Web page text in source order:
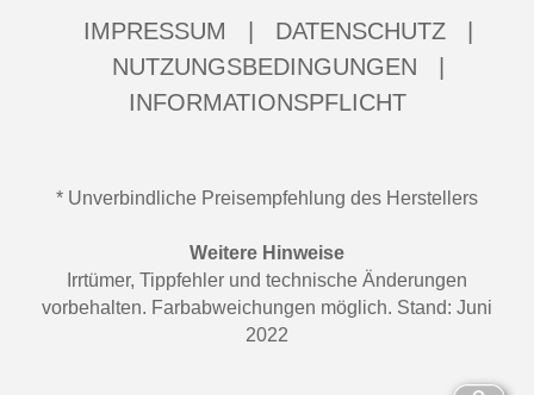
IMPRESSUM DATENSCHUTZ
NUTZUNGSBEDINGUNGEN
INFORMATIONSPFLICHT
* Unverbindliche Preisempfehlung des Herstellers
Weitere Hinweise
Irrtümer, Tippfehler und technische Änderungen
vorbehalten. Farbabweichungen möglich. Stand: Juni
2022